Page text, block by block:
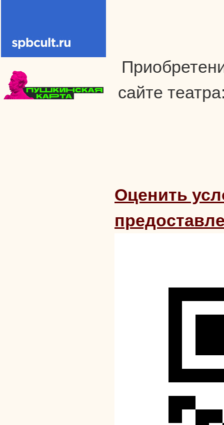
сайте
Оценить